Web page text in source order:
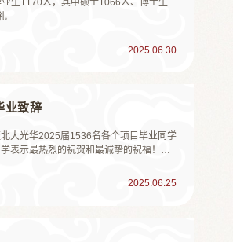
生1170人，其中硕士1066人、博士生
2025.06.30
业致辞
大光华2025届1536名各个项目毕业同学
表示最热烈的祝贺和最诚挚的祝福！毕
2025.06.25